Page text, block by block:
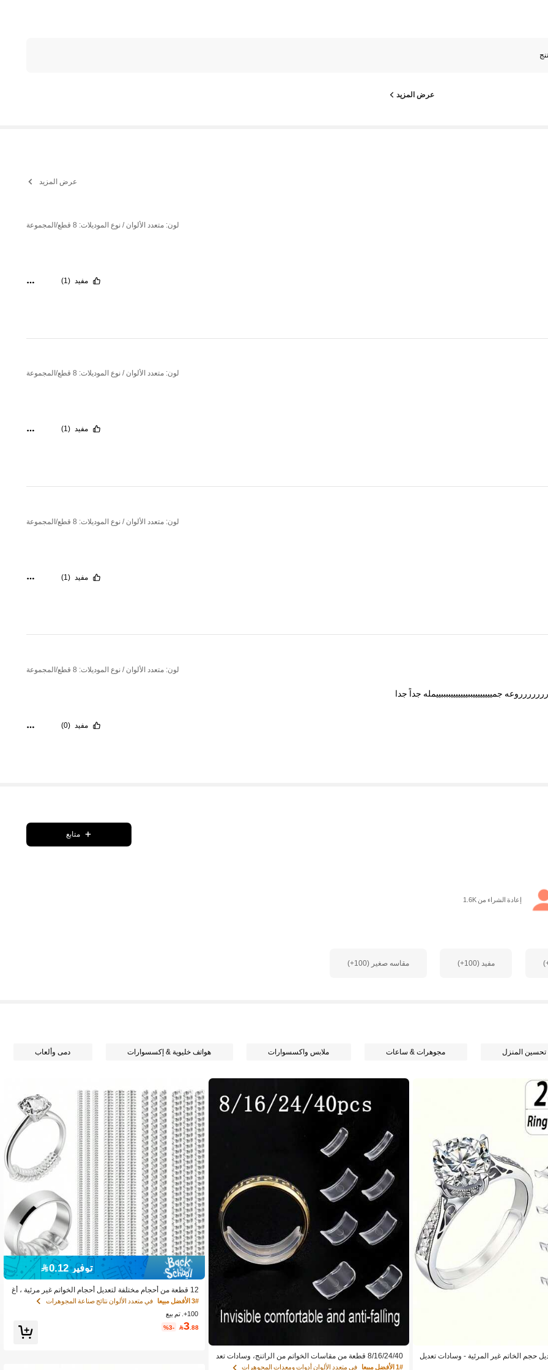
عرض المزيد
عرض المزيد
لون: متعدد الألوان / نوع الموديلات: 8 قطع/المجموعة
مفيد (1)
لون: متعدد الألوان / نوع الموديلات: 8 قطع/المجموعة
مفيد (1)
لون: متعدد الألوان / نوع الموديلات: 8 قطع/المجموعة
مفيد (1)
لون: متعدد الألوان / نوع الموديلات: 8 قطع/المجموعة
جمييييييييببيييييييببببييمله جداً جدا
مفيد (0)
متابع
إعادة الشراء من 1.6K
مفيد (100+) مقاسه صغير (100+)
تحسين المنزل مجوهرات & ساعات ملابس واكسسوارات هواتف خليوية & إكسسوارات دمى وألعاب
حجم الخاتم غير المرئية - وسادات تعديل
مناسبة للخواتم الفضفاضة، تناسب جمي
8/16/24/40 قطعة من مقاسات الخواتم من الراتنج، وسادات تعد
يل حجم الخواتم غير المرئية، مناسبة للخواتم الفضفاضة، تناسب
1# الأفضل مبيعا في متعدد الألوان أدوات ومعدات المجوهرات
توفير 0.12
12 قطعة من أحجام مختلفة لتعديل أحجام الخواتم غير مرئية ، أغ
طية خواتم من السيليكون اللولبي لضبط الحجم للرجال والنسا
ء، مجموعة مشابك تقليص الحجم
3# الأفضل مبيعا
في متعدد الألوان نتائج صناعة المجوهرات
100+. تم بيع
3.88
%3-